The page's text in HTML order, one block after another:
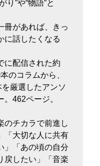
り”や“物語”と
冊があれば、きっ
に話したくなる
に配信された約
のコラムから、
を厳選したアンソ
。462ページ。
のチカラで前進し
「大切な人に共有
」「あの頃の自分
戻したい」「音楽